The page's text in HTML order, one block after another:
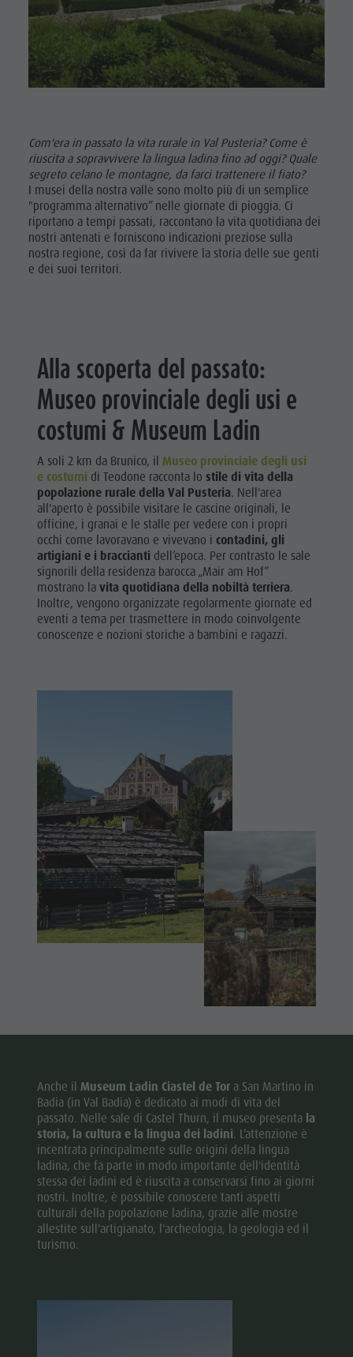
DOLOMITI
UNESCO
ATTRAZIONI
EVENTI
Shopping
Benessere
Pusteria
Alto Adige
Dolasilla
Saga
Eventi
Shopping
Benessere
Parchi naturali
La Val Pusteria
Dolasilla Saga
Eventi
Guide A-Z
Com'era in passato la vita rurale in Val Pusteria? Come è
riuscita a sopravvivere la lingua ladina fino ad oggi? Quale
segreto celano le montagne, da farci trattenere il fiato?
I musei della nostra valle sono molto più di un semplice
"programma alternativo” nelle giornate di pioggia. Ci
riportano a tempi passati, raccontano la vita quotidiana dei
nostri antenati e forniscono indicazioni preziose sulla
nostra regione, così da far rivivere la storia delle sue genti
e dei suoi territori.
Alla scoperta del passato:
Museo provinciale degli usi e
costumi & Museum Ladin
A soli 2 km da Brunico, il Museo provinciale degli usi
e costumi di Teodone racconta lostile di vita della
popolazione rurale della Val Pusteria. Nell'area
all'aperto è possibile visitare le cascine originali, le
officine, i granai e le stalle per vedere con i propri
occhi come lavoravano e vivevano icontadini, gli
artigiani e i braccianti dell’epoca. Per contrasto le sale
signorili della residenza barocca „Mair am Hof”
mostrano lavita quotidiana della nobiltà terriera.
Inoltre, vengono organizzate regolarmente giornate ed
eventi a tema per trasmettere in modo coinvolgente
conoscenze e nozioni storiche a bambini e ragazzi.
Anche ilMuseum Ladin Ciastel de Tor a San Martino in
Badia (in Val Badia) è dedicato ai modi di vita del
passato. Nelle sale di Castel Thurn, il museo presenta la
storia, la cultura e la lingua dei ladini. L’attenzione è
incentrata principalmente sulle origini della lingua
ladina, che fa parte in modo importante dell'identità
stessa dei ladini ed è riuscita a conservarsi fino ai giorni
nostri. Inoltre, è possibile conoscere tanti aspetti
culturali della popolazione ladina, grazie alle mostre
allestite sull'artigianato, l'archeologia, la geologia ed il
turismo.